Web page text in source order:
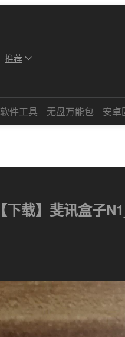
推荐
软件工具 无盘万能包
安卓
【下载】斐讯盒子